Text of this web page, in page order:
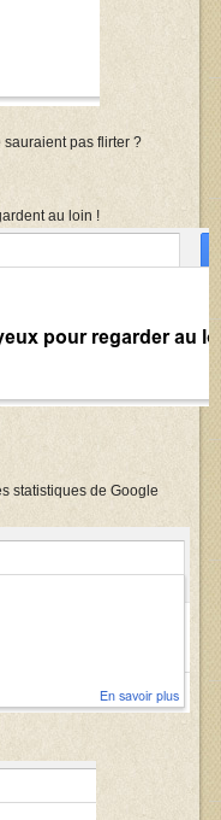
pas flirter ?
au loin !
statistiques de Google